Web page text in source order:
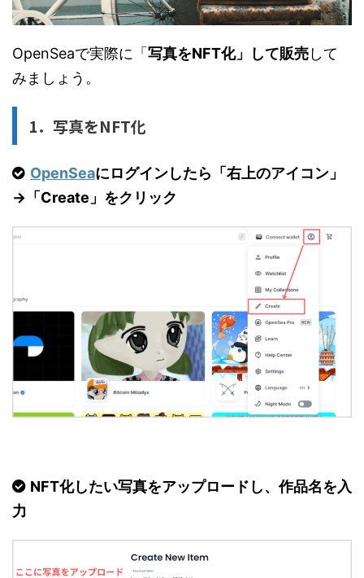
OpenSeaで実際に「 写真をNFT化」して販売して
みましょう。
1．写真をNFT化
OpenSeaにログインしたら「右上のアイコン」
→「Create」をクリック
NFT化したい写真をアップロードし、作品名を入
力